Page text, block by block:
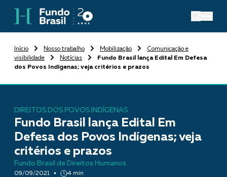
Início Nosso trabalho Mobilização
Comunicação e
visibilidade
Notícias
Fundo Brasil lança Edital Em Defesa
dos Povos Indígenas; veja critérios e prazos
DIREITOS DOS POVOS INDÍGENAS
Fundo Brasil lança Edital Em
Defesa dos Povos Indígenas; veja
critérios e prazos
Fundo Brasil de Direitos Humanos
09/09/2021 4 min